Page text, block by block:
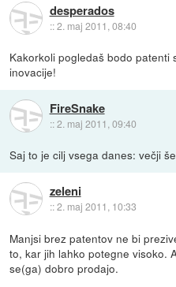
desperados
::2. maj 2011, 08:40
Kakorkoli pogledaš bodo patenti
inovacije!
FireSnake
::2. maj 2011, 09:40
Saj to je cilj vsega danes: večji
zeleni
::2. maj 2011, 10:33
Manjsi brez patentov ne bi
to, kar jih lahko potegne visoko.
se(ga) dobro prodajo.